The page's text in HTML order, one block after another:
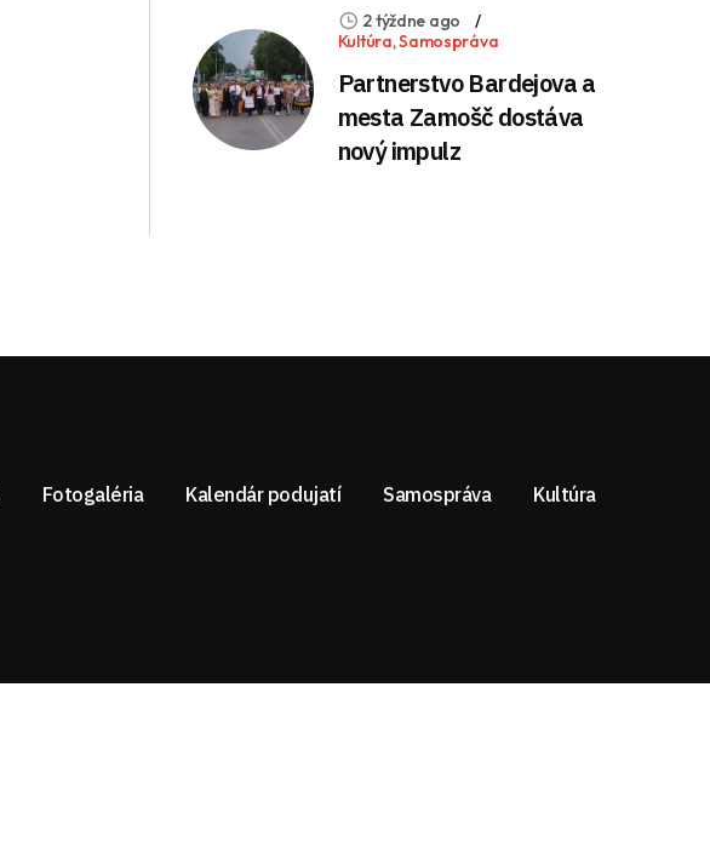
2 týždne ago
Kultúra,Samospráva
Partnerstvo Bardejova a
mesta Zamošč dostáva
nový impulz
Fotogaléria Kalendár podujatí Samospráva Kultúra